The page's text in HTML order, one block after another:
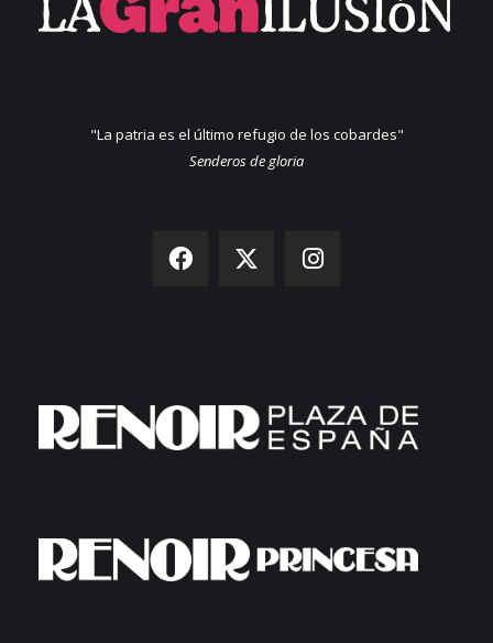
"La patria es el último refugio de los cobardes"
Senderos de gloria